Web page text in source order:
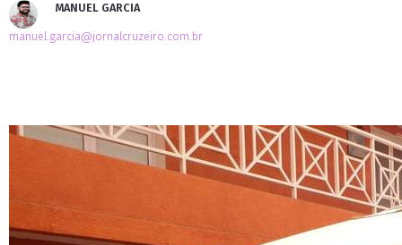
MANUEL GARCIA
manuel.garcia@jornalcruzeiro.com.br